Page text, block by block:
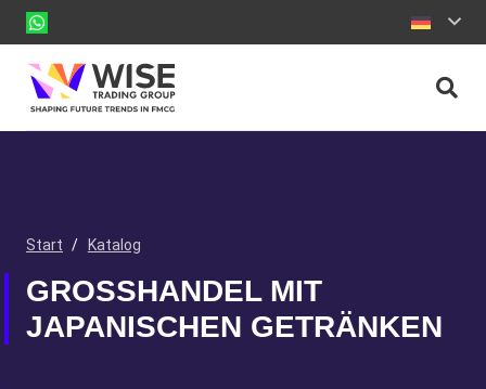
Start / Katalog
GROSSHANDEL MIT J
APANISCHEN GETRÄNKEN